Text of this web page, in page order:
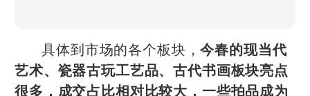
具体到市场的各个板块，今春的现当代
艺术、瓷器古玩工艺品、古代书画板块亮点
很多，成交占比相对比较大，一些拍品成为